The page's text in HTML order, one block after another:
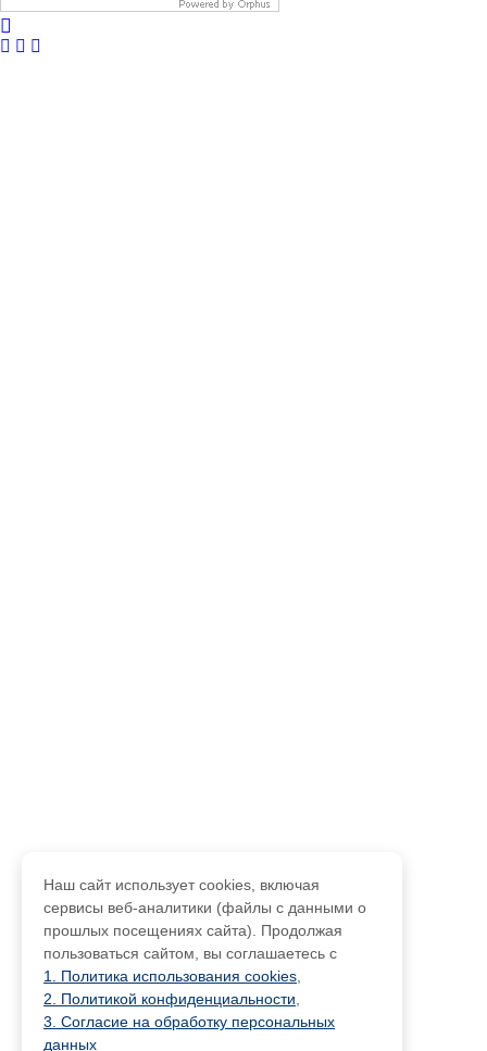
Наш сайт использует cookies, включая
сервисы веб-аналитики (файлы с данными о
прошлых посещениях сайта). Продолжая
пользоваться сайтом, вы соглашаетесь с
1. Политика использования cookies
2. Политикой конфиденциальности
3. Согласие на обработку персональных
данных